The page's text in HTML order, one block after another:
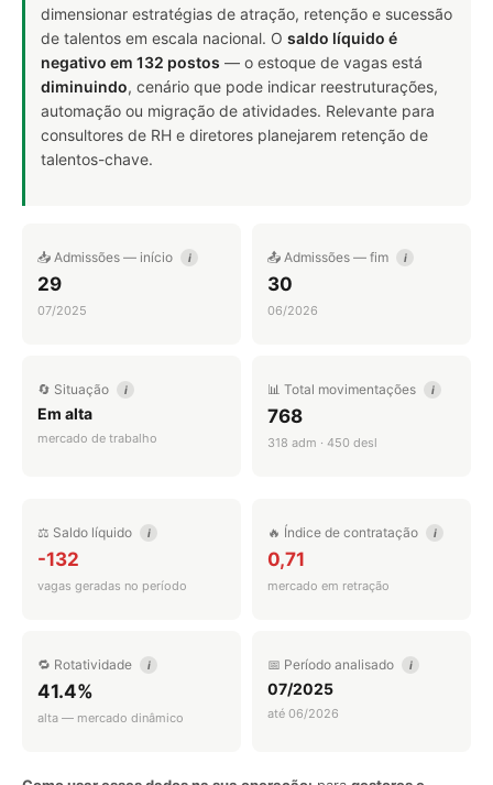
dimensionar estratégias de atração, retenção e sucessão
de talentos em escala nacional. O saldo líquido é
negativo em 132 postos — o estoque de vagas está
diminuindo, cenário que pode indicar reestruturações,
automação ou migração de atividades. Relevante para
consultores de RH e diretores planejarem retenção de
talentos-chave.
📥 Admissões — início i
29
07/2025
📤 Admissões — fim i
30
06/2026
🔄 Situação i
Em alta
mercado de trabalho
📊 Total movimentações i
768
318 adm · 450 desl
⚖️ Saldo líquido i
-132
vagas geradas no período
🔥 Índice de contratação i
0,71
mercado em retração
🔁 Rotatividade i
41.4%
alta — mercado dinâmico
📅 Período analisado i
07/2025
até 06/2026